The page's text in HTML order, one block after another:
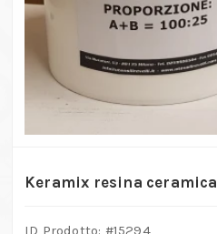
Keramix resina ceramica
ID Prodotto: #15294